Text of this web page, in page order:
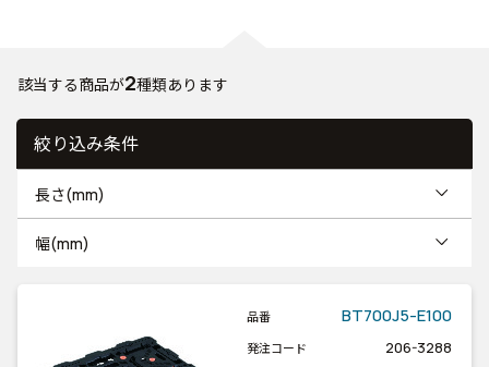
該当する商品が2種類あります
絞り込み条件
長さ(mm)
幅(mm)
品番 BT700J5-E100
発注コード 206-3288